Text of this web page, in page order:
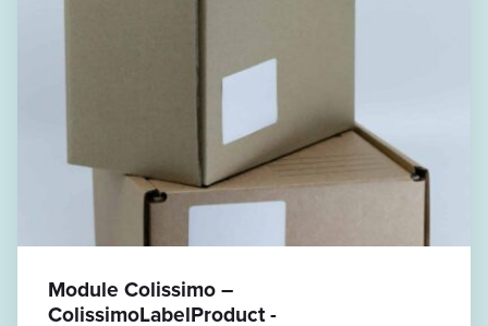
Module Colissimo –
ColissimoLabelProduct -